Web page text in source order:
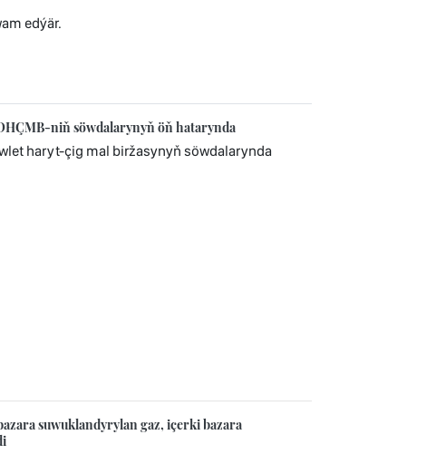
edýär.
niň söwdalarynyň öň hatarynda
haryt-çig mal biržasynyň söwdalarynda
suwuklandyrylan gaz, içerki bazara